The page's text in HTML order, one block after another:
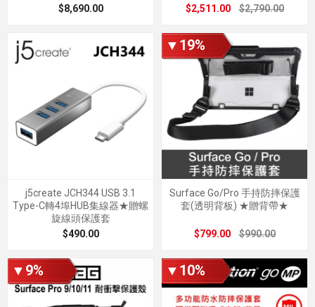
$8,690.00
$2,511.00
$2,790.00
j5create JCH344 USB 3.1
Type-C轉4埠HUB集線器★贈螺
旋線頭保護套
$490.00
▼19%
Surface Go/Pro 手持防摔保護
套(透明背板) ★贈背帶★
$799.00 $990.00
▼9% ▼10%